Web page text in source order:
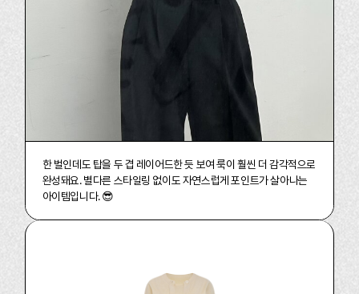
한 벌인데도 탑을 두 겹 레이어드한 듯 보여 룩이 훨씬 더 감각적으로
완성돼요.별다른 스타일링 없이도 자연스럽게 포인트가 살아나는
아이템입니다. 😎